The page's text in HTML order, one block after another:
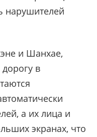
нарушителей
и Шанхае,
в
а их лица и
экранах, что